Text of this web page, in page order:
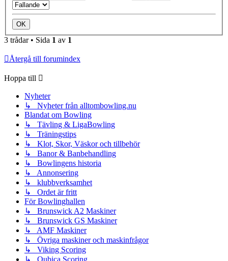
3 trådar • Sida 1 av 1
Återgå till forumindex
Hoppa till
Nyheter
↳ Nyheter från alltombowling.nu
Blandat om Bowling
↳ Tävling & LigaBowling
↳ Träningstips
↳ Klot, Skor, Väskor och tillbehör
↳ Banor & Banbehandling
↳ Bowlingens historia
↳ Annonsering
↳ klubbverksamhet
↳ Ordet är fritt
För Bowlinghallen
↳ Brunswick A2 Maskiner
↳ Brunswick GS Maskiner
↳ AMF Maskiner
↳ Övriga maskiner och maskinfrågor
↳ Viking Scoring